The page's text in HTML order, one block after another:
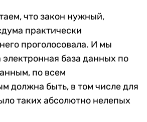
что закон нужный,
практически
проголосовала. И мы
электронная база данных по
по всем
должна быть, в том числе для
таких абсолютно нелепых